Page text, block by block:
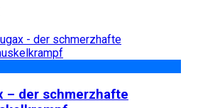
– der schmerzhafte